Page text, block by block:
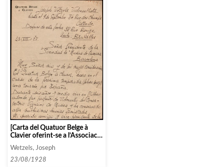
[Carta del Quatuor Belge à
Clavier oferint-se a l’Associació
Barcelona]
Wetzels, Joseph
23/08/1928